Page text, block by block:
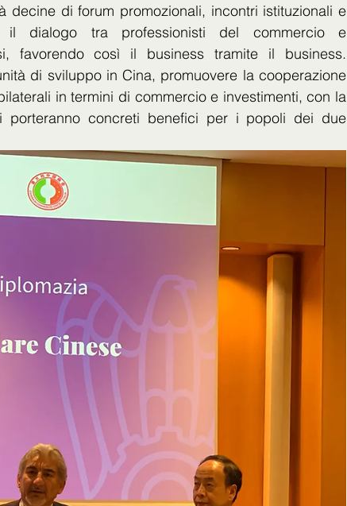
decine di forum promozionali, incontri istituzionali e
il dialogo tra professionisti del commercio e
favorendo così il business tramite il business.
di sviluppo in Cina, promuovere la cooperazione
in termini di commercio e investimenti, con la
porteranno concreti benefici per i popoli dei due